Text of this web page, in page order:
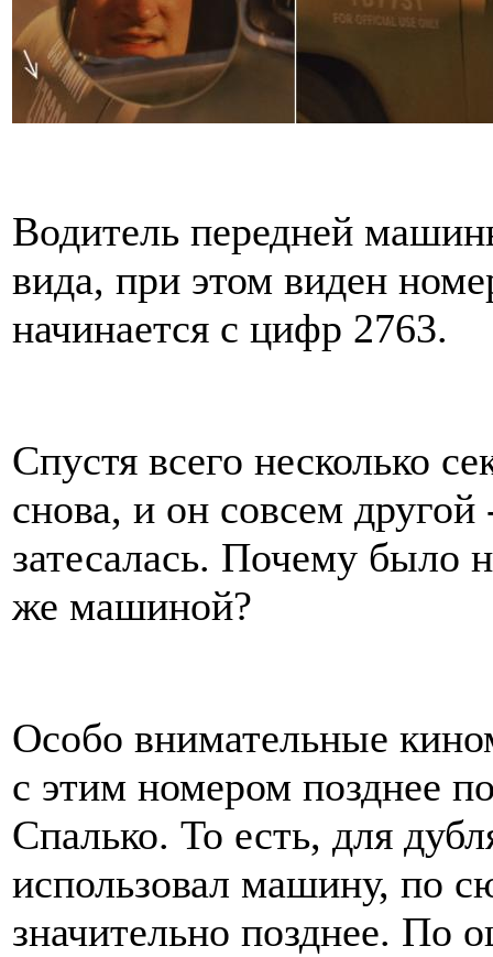
Водитель передней
вида, при этом виден
начинается с цифр 2763.
Спустя всего несколько
снова, и он совсем
затесалась. Почему было
же машиной?
Особо внимательные
с этим номером позднее
Спалько. То есть, для
использовал машину, по
значительно позднее. По